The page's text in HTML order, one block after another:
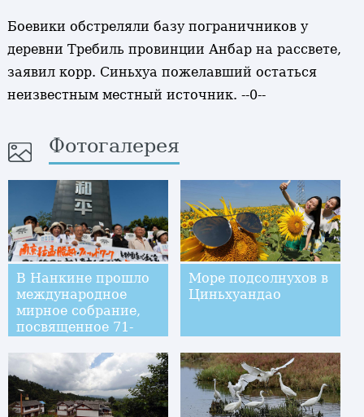
Боевики обстреляли базу пограничников у
деревни Требиль провинции Анбар на рассвете,
заявил корр. Синьхуа пожелавший остаться
неизвестным местный источник. --0--
Фотогалерея
В Нанкине прошло
международное
мирное собрание,
посвященное 71-
войне
Сопротивления
японским
захватчикам
Море подсолнухов в
Циньхуандао